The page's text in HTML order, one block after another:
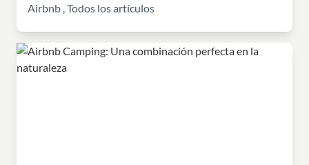
Airbnb ,Todos los artículos